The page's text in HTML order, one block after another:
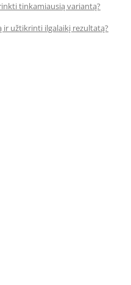
tinkamiausią variantą?
ir užtikrinti ilgalaikį rezultatą?